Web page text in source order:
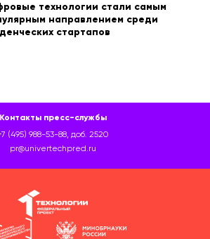
технологии стали самым
направлением среди
стартапов
Контакты пресс-службы
(495) 988-53-88, доб. 2520
pr@univertechpred.ru